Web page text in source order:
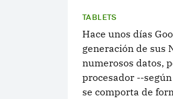
TABLETS
Hace unos días
generación de sus
numerosos datos,
procesador --
se comporta de